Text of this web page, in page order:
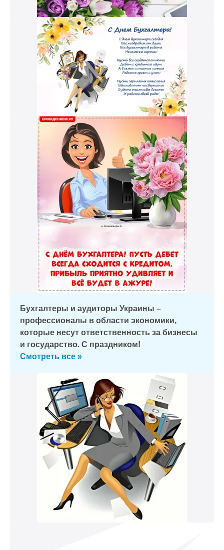
Бухгалтеры и аудиторы Украины –
профессионалы в области экономики,
которые несут ответственность за бизнесы
и государство. С праздником!
Смотреть все »
и пришлем поздравление!